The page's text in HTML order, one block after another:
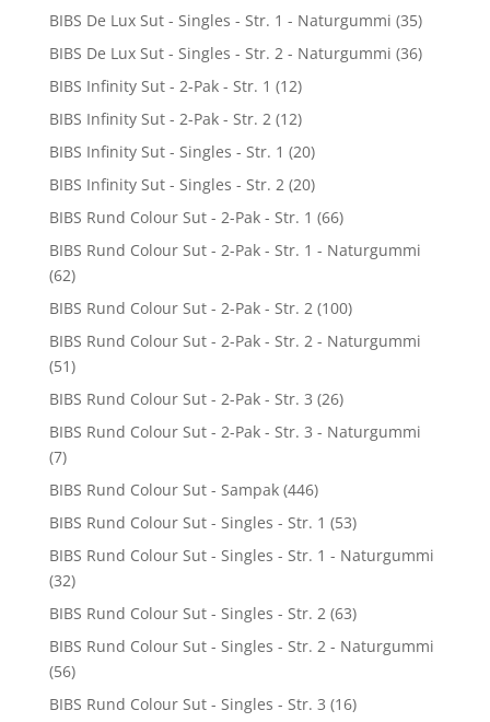
BIBS De Lux Sut - Singles - Str. 1 - Naturgummi (35)
BIBS De Lux Sut - Singles - Str. 2 - Naturgummi (36)
BIBS Infinity Sut - 2-Pak - Str. 1 (12)
BIBS Infinity Sut - 2-Pak - Str. 2 (12)
BIBS Infinity Sut - Singles - Str. 1 (20)
BIBS Infinity Sut - Singles - Str. 2 (20)
BIBS Rund Colour Sut - 2-Pak - Str. 1 (66)
BIBS Rund Colour Sut - 2-Pak - Str. 1 - Naturgummi
(62)
BIBS Rund Colour Sut - 2-Pak - Str. 2 (100)
BIBS Rund Colour Sut - 2-Pak - Str. 2 - Naturgummi
(51)
BIBS Rund Colour Sut - 2-Pak - Str. 3 (26)
BIBS Rund Colour Sut - 2-Pak - Str. 3 - Naturgummi
(7)
BIBS Rund Colour Sut - Sampak (446)
BIBS Rund Colour Sut - Singles - Str. 1 (53)
BIBS Rund Colour Sut - Singles - Str. 1 - Naturgummi
(32)
BIBS Rund Colour Sut - Singles - Str. 2 (63)
BIBS Rund Colour Sut - Singles - Str. 2 - Naturgummi
(56)
BIBS Rund Colour Sut - Singles - Str. 3 (16)